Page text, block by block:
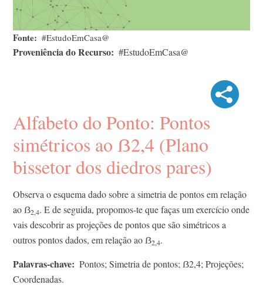
Fonte #EstudoEmCasa@
Proveniência do Recurso #EstudoEmCasa@
Alfabeto do Ponto: Pontos
simétricos ao ẞ2,4 (Plano
bissetor dos diedros pares)
Observa o esquema dado sobre a simetria de pontos em relação
ao ẞ2,4. E de seguida, propomos-te que faças um exercício onde
vais descobrir as projeções de pontos que são simétricos a
outros pontos dados, em relação ao ẞ2,4.
Palavras-chave
Pontos; Simetria de pontos; ẞ2,4; Projeções;
Coordenadas.